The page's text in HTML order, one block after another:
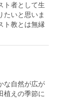
ト者として生
たいと思いま
ト教とは無縁
な自然が広が
植えの季節に